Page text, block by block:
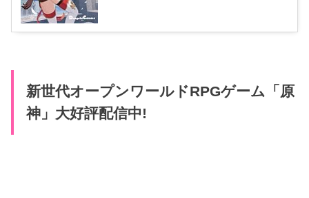
新世代オープンワールドRPGゲーム「原
神」大好評配信中!